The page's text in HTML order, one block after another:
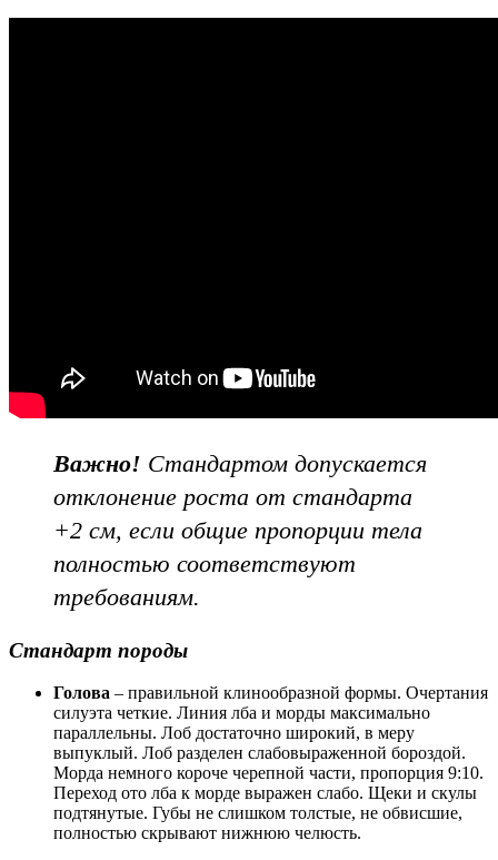
Важно! Стандартом допускается
отклонение роста от стандарта
+2 см, если общие пропорции тела
полностью соответствуют
требованиям.
Стандарт породы
Голова – правильной клинообразной формы. Очертания
силуэта четкие. Линия лба и морды максимально
параллельны. Лоб достаточно широкий, в меру
выпуклый. Лоб разделен слабовыраженной бороздой.
Морда немного короче черепной части, пропорция 9:10.
Переход ото лба к морде выражен слабо. Щеки и скулы
подтянутые. Губы не слишком толстые, не обвисшие,
полностью скрывают нижнюю челюсть.